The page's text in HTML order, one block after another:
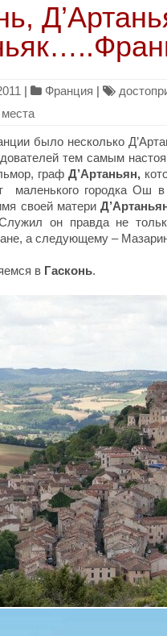
| Франция |
было несколько
тем самым
графД’Артаньян,
маленького городка Ош
своей матери
он правда не
а следующему –
в Гасконь.